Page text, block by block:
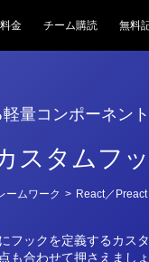
料金 チーム購読 無料
量コンポーネン
スタムフ
フックを定義するカス
も合わせて押さえましょ
ームワーク > React／Preact